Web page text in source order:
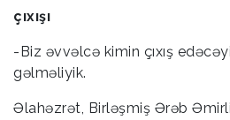
çıxışı
-Biz əvvəlcə kimin çıxış
gəlməliyik.
Əlahəzrət, Birləşmiş Ərəb